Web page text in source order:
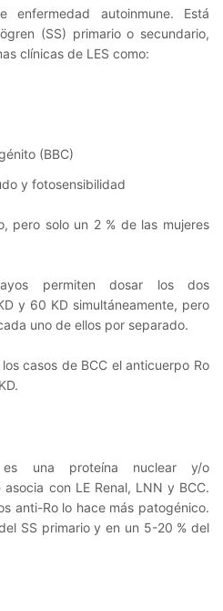
autoinmune. Está
(SS) primario o secundario,
clínicas de LES como:
(BBC)
y fotosensibilidad
pero solo un 2 % de las mujeres
permiten dosar los dos
y 60 KD simultáneamente, pero
uno de ellos por separado.
casos de BCC el anticuerpo Ro
es una proteína nuclear y/o
con LE Renal, LNN y BCC.
anti-Ro lo hace más patogénico.
SS primario y en un 5-20 % del